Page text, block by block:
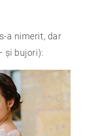
a nimerit, dar
și bujori):